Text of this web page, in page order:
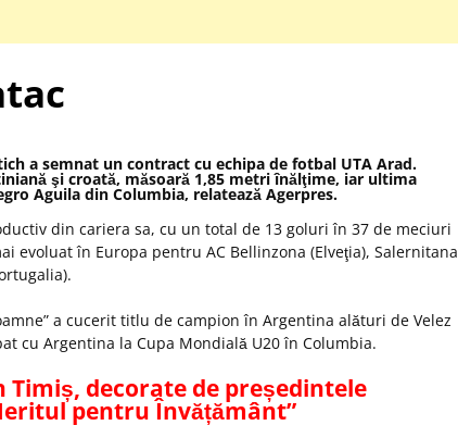
a semnat un contract cu echipa de fotbal UTA Arad.
şi croată, măsoară 1,85 metri înălţime, iar ultima
Aguila din Columbia, relatează Agerpres.
din cariera sa, cu un total de 13 goluri în 37 de meciuri
evoluat în Europa pentru AC Bellinzona (Elveţia), Salernitana
a cucerit titlu de campion în Argentina alături de Velez
cu Argentina la Cupa Mondială U20 în Columbia.
Timiș, decorate de președintele
pentru Învățământ”